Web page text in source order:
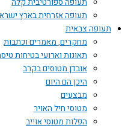
תעופה ספורטיבית קלה
תעופה אזרחית בארץ ישראל
תעופה צבאית
מחקרים, מאמרים וכתבות
תאונות וארועי בטיחות טיסה
אובדן מטוסים בקרב
היכן הם היום
מבצעים
מטוסי חיל האויר
הפלות מטוסי אוייב